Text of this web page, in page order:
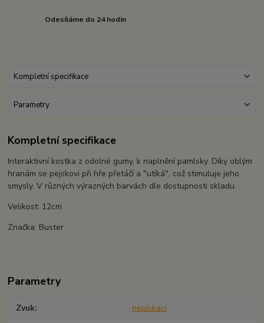
Odesíláme do 24 hodin
Kompletní specifikace
Parametry
Kompletní specifikace
Interaktivní kostka z odolné gumy, k naplnění pamlsky. Díky oblým
hranám se pejskovi při hře přetáčí a "utíká", což stimuluje jeho
smysly. V různých výrazných barvách dle dostupnosti skladu.
Velikost: 12cm
Značka: Buster
Parametry
Zvuk nepískací